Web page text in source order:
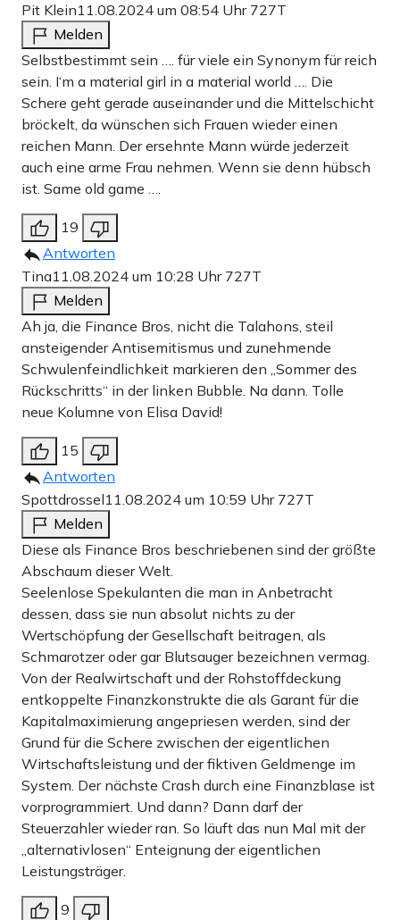
Millionenerbe, 50 kg, blondes Haar.“ Ich kann Sie schon
hören: Die armen Frauen aus dem Finanzsektor, die so
skrupellos gebodyshamed werden, ’ne? Und ist das
wirklich alles, wofür eine Frau da sein soll, Mitgift und
Deko?
Die ideale Risikoanlage?
Man kann aus der linken Perspektive aus einem
schwächlichen, selbst-diskriminierenden Kontrollverlust
eine toxisch-männliche Kontrollübernahme machen,
indem man nur die Geschlechter wechselt. DieFAZ
bei dem Versuch, sich zur letzten Kämpferin der
weiblichen Emanzipation zu machen, einfach nur die
eigene sexistische Weltsicht offengelegt, in der Frauen
nur passive Rollen einnehmen können. Aber man musste
ja unbedingt jedem den Spaß verderben.
Mal ganz abgesehen davon, dass dieFAZweder Satire
noch Sexismus erkennen kann – was ist bitte so schlimm
daran, nach einem Mann im Finanzwesen zu suchen?
Diese Bewegung kommt für junge Frauen genau richtig.
Diesen Sommer schmachtet man keinen Gitarristen oder
Philosophiestudenten mit langen Haaren und abgewetzter
Lederjacke hinterher, nur weil sie ein Motorrad haben,
charmant rumflirten können und was von wahrer Liebe
labern – nach einem Date bei Burger King aber schon
Privatinsolvenz anmelden müssen und morgen die
gleichen Floskeln einer anderen erzählen.
Werbung
Pit Klein11.08.2024 um 08:54 Uhr 727T
Melden
Selbstbestimmt sein …. für viele ein Synonym für reich
sein. I‘m a material girl in a material world …. Die
Schere geht gerade auseinander und die Mittelschicht
bröckelt, da wünschen sich Frauen wieder einen
reichen Mann. Der ersehnte Mann würde jederzeit
auch eine arme Frau nehmen. Wenn sie denn hübsch
ist. Same old game ….
19
Antworten
Tina11.08.2024 um 10:28 Uhr 727T
Melden
Ah ja, die Finance Bros, nicht die Talahons, steil
ansteigender Antisemitismus und zunehmende
Schwulenfeindlichkeit markieren den „Sommer des
Rückschritts“ in der linken Bubble. Na dann. Tolle
neue Kolumne von Elisa David!
15
Antworten
Spottdrossel11.08.2024 um 10:59 Uhr 727T
Melden
Diese als Finance Bros beschriebenen sind der größte
Abschaum dieser Welt.
Seelenlose Spekulanten die man in Anbetracht
dessen, dass sie nun absolut nichts zu der
Wertschöpfung der Gesellschaft beitragen, als
Schmarotzer oder gar Blutsauger bezeichnen vermag.
Von der Realwirtschaft und der Rohstoffdeckung
entkoppelte Finanzkonstrukte die als Garant für die
Kapitalmaximierung angepriesen werden, sind der
Grund für die Schere zwischen der eigentlichen
Wirtschaftsleistung und der fiktiven Geldmenge im
System. Der nächste Crash durch eine Finanzblase ist
vorprogrammiert. Und dann? Dann darf der
Steuerzahler wieder ran. So läuft das nun Mal mit der
„alternativlosen“ Enteignung der eigentlichen
Leistungsträger.
9